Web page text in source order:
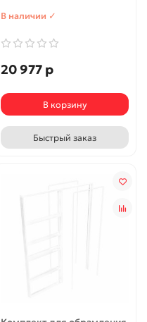
В наличии ✓
20 977 р
В корзину
Быстрый заказ